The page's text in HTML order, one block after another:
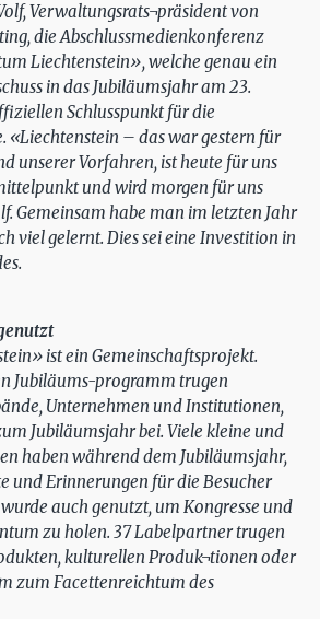
Verwaltungsrats¬präsident von
die Abschlussmedienkonferenz
Liechtenstein», welche genau ein
in das Jubiläumsjahr am 23.
Schlusspunkt für die
«Liechtenstein – das war gestern für
unserer Vorfahren, ist heute für uns
und wird morgen für uns
Gemeinsam habe man im letzten Jahr
viel gelernt. Dies sei eine Investition in
ist ein Gemeinschaftsprojekt.
Jubiläums-programm trugen
Unternehmen und Institutionen,
Jubiläumsjahr bei. Viele kleine und
haben während dem Jubiläumsjahr,
und Erinnerungen für die Besucher
auch genutzt, um Kongresse und
zu holen. 37 Labelpartner trugen
kulturellen Produk¬tionen oder
zum Facettenreichtum des